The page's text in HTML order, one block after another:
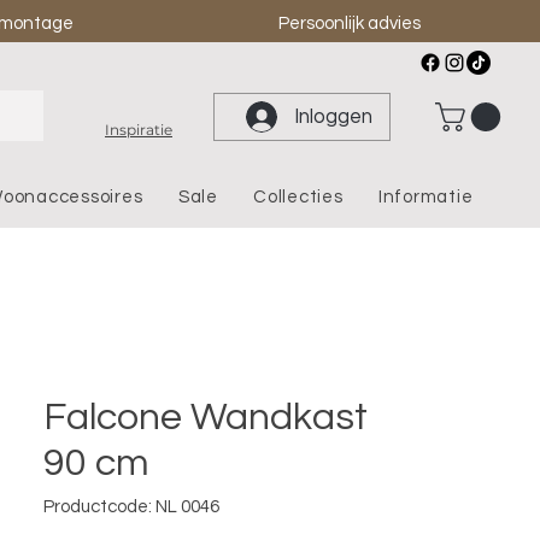
Persoonlijk advies
Inspiratie
Inloggen
Sale Collecties Informatie
Falcone Wandkast
90 cm
Productcode: NL 0046